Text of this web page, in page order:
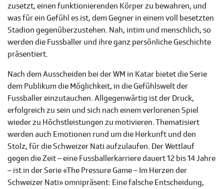
zusetzt, einen funktionierenden Körper zu bewahren, und
was für ein Gefühl es ist, dem Gegner in einem voll besetzten
Stadion gegenüberzustehen. Nah, intim und menschlich, so
werden die Fussballer und ihre ganz persönliche Geschichte
präsentiert.
Nach dem Ausscheiden bei der WM in Katar bietet die Serie
dem Publikum die Möglichkeit, in die Gefühlswelt der
Fussballer einzutauchen. Allgegenwärtig ist der Druck,
erfolgreich zu sein und sich nach einem verlorenen Spiel
wieder zu Höchstleistungen zu motivieren. Thematisiert
werden auch Emotionen rund um die Herkunft und den
Stolz, für die Schweizer Nati aufzulaufen. Der Wettlauf
gegen die Zeit – eine Fussballerkarriere dauert 12 bis 14 Jahre
– ist in der Serie «The Pressure Game – Im Herzen der
Schweizer Nati» omnipräsent: Eine falsche Entscheidung,